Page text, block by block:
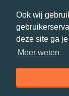
Ook wij
deze site ga
Meer weten
Copyright
Volg Amerika.nl
Nieuwsbrief